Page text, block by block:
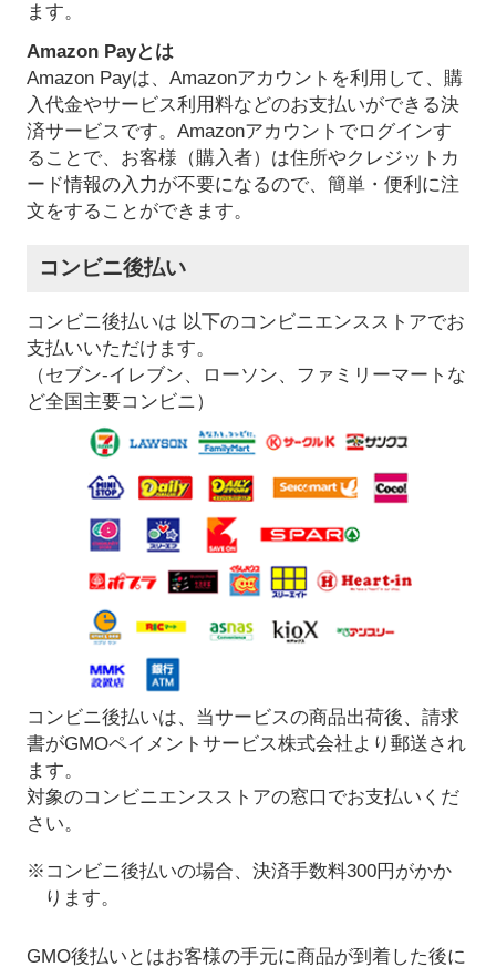
ます。
Amazon Payとは
Amazon Payは、Amazonアカウントを利用して、購
入代金やサービス利用料などのお支払いができる決
済サービスです。Amazonアカウントでログインす
ることで、お客様（購入者）は住所やクレジットカ
ード情報の入力が不要になるので、簡単・便利に注
文をすることができます。
コンビニ後払い
コンビニ後払いは 以下のコンビニエンスストアでお
支払いいただけます。
（セブン-イレブン、ローソン、ファミリーマートな
ど全国主要コンビニ）
コンビニ後払いは、当サービスの商品出荷後、請求
書がGMOペイメントサービス株式会社より郵送され
ます。
対象のコンビニエンスストアの窓口でお支払いくだ
さい。
※コンビニ後払いの場合、決済手数料300円がかか
ります。
GMO後払いとはお客様の手元に商品が到着した後に